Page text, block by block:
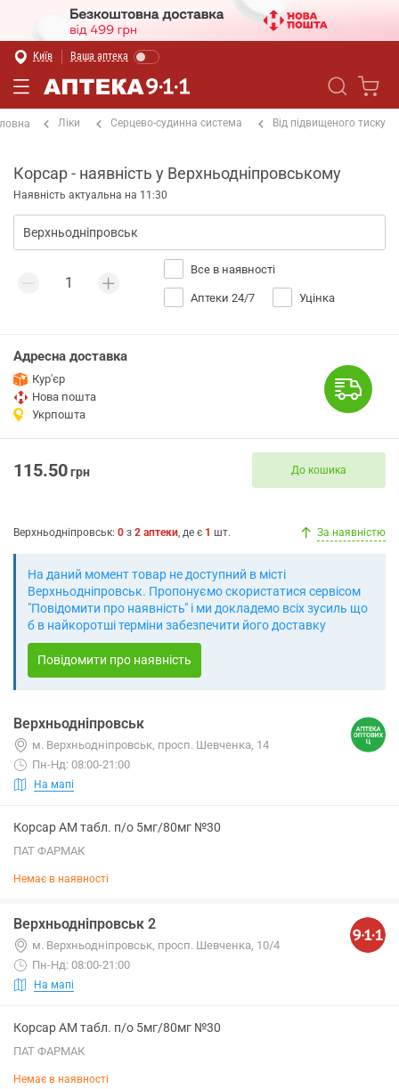
Київ Ваша аптека
Ліки Серцево-судинна система Від підвищеного тиску
Корсар - наявність у Верхньодніпровському
Наявність актуальна на 11:30
Все в наявності
Аптеки 24/7 Уцінка
Адресна доставка
Кур'єр
Нова пошта
Укрпошта
115.50грн До кошика
Верхньодніпровськ: 0 з 2 аптеки, де є 1 шт. За наявністю
На даний момент товар не доступний в місті
Верхньодніпровськ. Пропонуємо скористатися сервісом
"Повідомити про наявність" і ми докладемо всіх зусиль що
б в найкоротші терміни забезпечити його доставку
Повідомити про наявність
Верхньодніпровськ
м. Верхньодніпровськ, просп. Шевченка, 14
Пн-Нд: 08:00-21:00
На мапі
Корсар АМ табл. п/о 5мг/80мг №30
ПАТ ФАРМАК
Немає в наявності
Верхньодніпровськ 2
м. Верхньодніпровськ, просп. Шевченка, 10/4
Пн-Нд: 08:00-21:00
На мапі
Корсар АМ табл. п/о 5мг/80мг №30
ПАТ ФАРМАК
Немає в наявності